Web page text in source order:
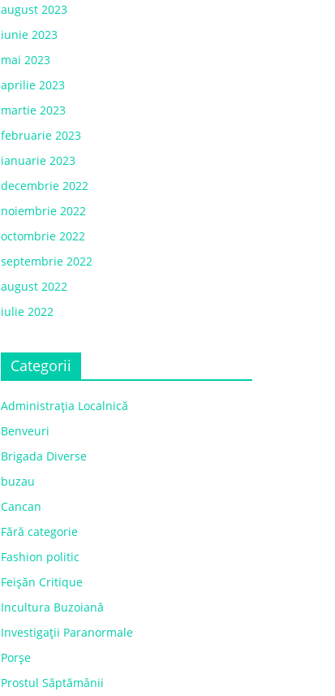
august 2023
iunie 2023
mai 2023
aprilie 2023
martie 2023
februarie 2023
ianuarie 2023
decembrie 2022
noiembrie 2022
octombrie 2022
septembrie 2022
august 2022
iulie 2022
Categorii
Administrația Localnică
Benveuri
Brigada Diverse
buzau
Cancan
Fără categorie
Fashion politic
Feișăn Critique
Incultura Buzoiană
Investigații Paranormale
Porșe
Prostul Săptămânii